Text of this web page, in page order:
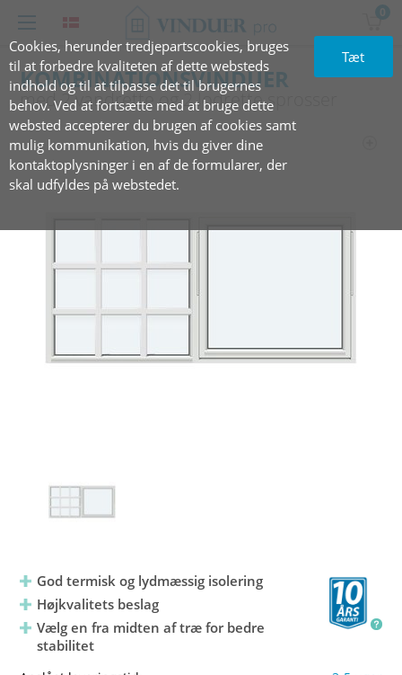
Cookies, herunder tredjepartscookies, bruges
til at forbedre kvaliteten af dette websteds
indhold og til at tilpasse det til brugernes
behov. Ved at fortsætte med at bruge dette
websted accepterer du brugen af cookies samt
mulig kommunikation, hvis du giver dine
kontaktoplysninger i en af de formularer, der
skal udfyldes på webstedet.
Tæt
0
KOMBINATIONSVINDUER
med‏‏‎ ‎2‏‏‎ ‎vandrette‏‏‎ ‎og 2‏‏‎ ‎lodrette sprosser
God termisk og lydmæssig isolering
Højkvalitets beslag
Vælg en fra midten af træ for bedre
stabilitet